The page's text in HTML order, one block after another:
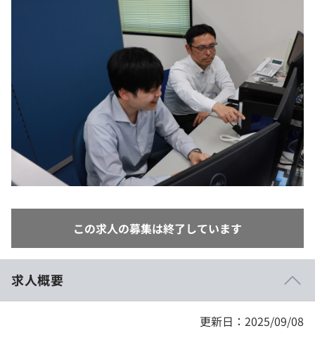
法人向けプラン
学校向けプラン
この求人の募集は終了しています
求人概要
更新日：2025/09/08